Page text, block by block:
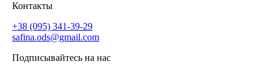
Контакты
+38 (095) 341-39-29
safina.ods@gmail.com
Подписывайтесь на нас